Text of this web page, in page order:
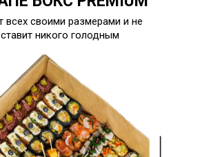
всех своими размерами и не
никого голодным